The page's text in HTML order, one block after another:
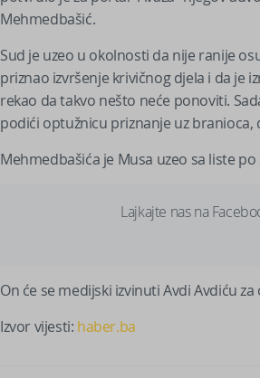
Mehmedbašić.
Sud je uzeo u okolnosti da nije ranije
priznao izvršenje krivičnog djela i da je
rekao da takvo nešto neće ponoviti.
podići optužnicu priznanje uz branioca,
Mehmedbašića je Musa uzeo sa liste
Lajkajte nas na
On će se medijski izvinuti Avdi Avdiću
Izvor vijesti: haber.ba